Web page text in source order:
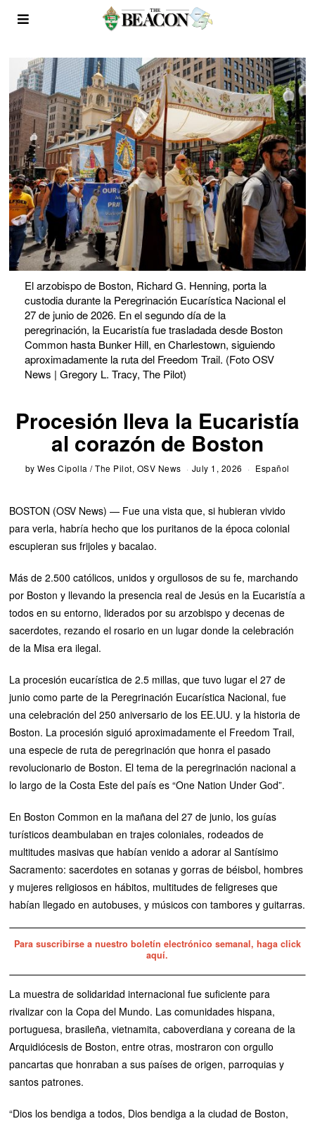
El arzobispo de Boston, Richard G. Henning, porta la
custodia durante la Peregrinación Eucarística Nacional el
27 de junio de 2026. En el segundo día de la
peregrinación, la Eucaristía fue trasladada desde Boston
Common hasta Bunker Hill, en Charlestown, siguiendo
aproximadamente la ruta del Freedom Trail. (Foto OSV
News | Gregory L. Tracy, The Pilot)
Procesión lleva la Eucaristía
al corazón de Boston
byWes Cipolla / The Pilot, OSV News July 1, 2026 Español
BOSTON (OSV News) — Fue una vista que, si hubieran vivido
para verla, habría hecho que los puritanos de la época colonial
escupieran sus frijoles y bacalao.
Más de 2.500 católicos, unidos y orgullosos de su fe, marchando
por Boston y llevando la presencia real de Jesús en la Eucaristía a
todos en su entorno, liderados por su arzobispo y decenas de
sacerdotes, rezando el rosario en un lugar donde la celebración
de la Misa era ilegal.
La procesión eucarística de 2.5 millas, que tuvo lugar el 27 de
junio como parte de la Peregrinación Eucarística Nacional, fue
una celebración del 250 aniversario de los EE.UU. y la historia de
Boston. La procesión siguió aproximadamente el Freedom Trail,
una especie de ruta de peregrinación que honra el pasado
revolucionario de Boston. El tema de la peregrinación nacional a
lo largo de la Costa Este del país es “One Nation Under God”.
En Boston Common en la mañana del 27 de junio, los guías
turísticos deambulaban en trajes coloniales, rodeados de
multitudes masivas que habían venido a adorar al Santísimo
Sacramento: sacerdotes en sotanas y gorras de béisbol, hombres
y mujeres religiosos en hábitos, multitudes de feligreses que
habían llegado en autobuses, y músicos con tambores y guitarras.
Para suscribirse a nuestro boletín electrónico semanal, haga click
aquí.
La muestra de solidaridad internacional fue suficiente para
rivalizar con la Copa del Mundo. Las comunidades hispana,
portuguesa, brasileña, vietnamita, caboverdiana y coreana de la
Arquidiócesis de Boston, entre otras, mostraron con orgullo
pancartas que honraban a sus países de origen, parroquias y
santos patrones.
“Dios los bendiga a todos, Dios bendiga a la ciudad de Boston,